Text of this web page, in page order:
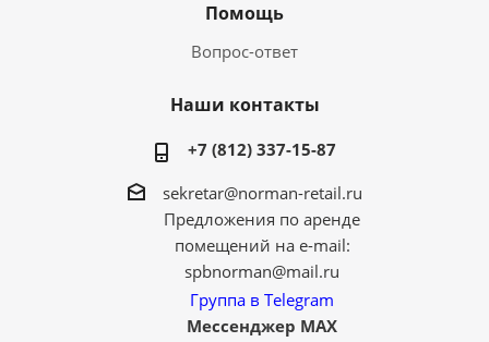
Помощь
Вопрос-ответ
Наши контакты
+7 (812) 337-15-87
sekretar@norman-retail.ru
Предложения по аренде
помещений на e-mail:
spbnorman@mail.ru
Группа в Telegram
Мессенджер MAX